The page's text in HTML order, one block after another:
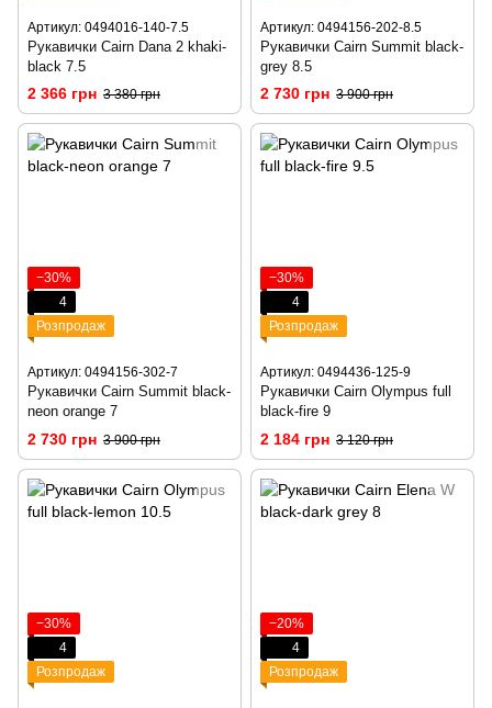
Артикул: 0494016-140-7.5
Рукавички Cairn Dana 2 khaki-
black 7.5
2 366 грн 3 380 грн
Артикул: 0494156-202-8.5
Рукавички Cairn Summit black-
grey 8.5
2 730 грн 3 900 грн
−30%
4
Розпродаж
Артикул: 0494156-302-7
Рукавички Cairn Summit black-
neon orange 7
2 730 грн 3 900 грн
−30%
4
Розпродаж
Артикул: 0494436-125-9
Рукавички Cairn Olympus full
black-fire 9
2 184 грн 3 120 грн
−30%
4
Розпродаж
−20%
4
Розпродаж